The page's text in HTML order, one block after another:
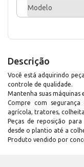
Modelo
Descrição
Você está adquirindo
controle de qualidade.
Mantenha suas máquinas
Compre com
agrícola, tratores,
Peças de reposição
desde o plantio até a
Produto vendido por